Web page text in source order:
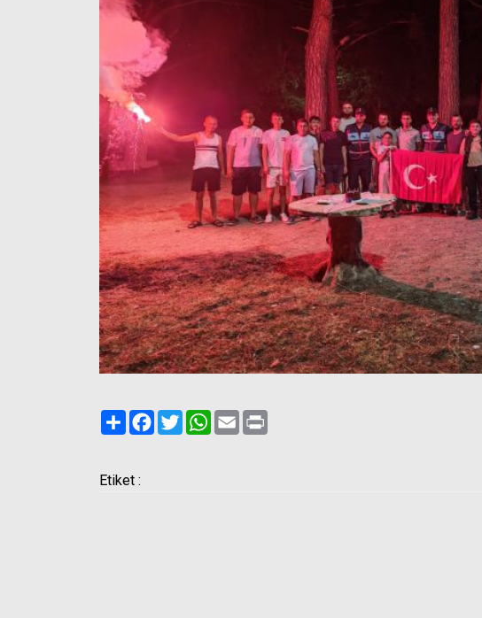
PaylaşFacebook
Twitter
WhatsApp
Email
Etiket :